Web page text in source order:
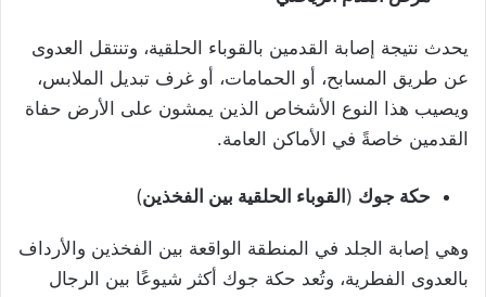
يحدث نتيجة إصابة القدمين بالقوباء الحلقية، وتنتقل العدوى
عن طريق المسابح، أو الحمامات، أو غرف تبديل الملابس،
ويصيب هذا النوع الأشخاص الذين يمشون على الأرض حفاة
القدمين خاصةً في الأماكن العامة.
حكة جوك ( القوباء الحلقية بين الفخذين)
وهي إصابة الجلد في المنطقة الواقعة بين الفخذين والأرداف
بالعدوى الفطرية، وتُعد حكة جوك أكثر شيوعًا بين الرجال